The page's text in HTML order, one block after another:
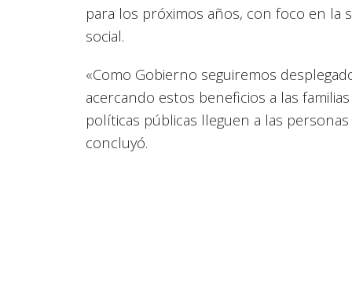
para los próximos años, con foco en la
social.
«Como Gobierno seguiremos
acercando estos beneficios a las
políticas públicas lleguen a las
concluyó.